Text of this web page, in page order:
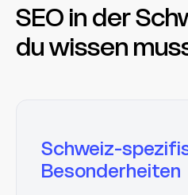
SEO in der
du wissen
Schweiz-
Besonderheiten